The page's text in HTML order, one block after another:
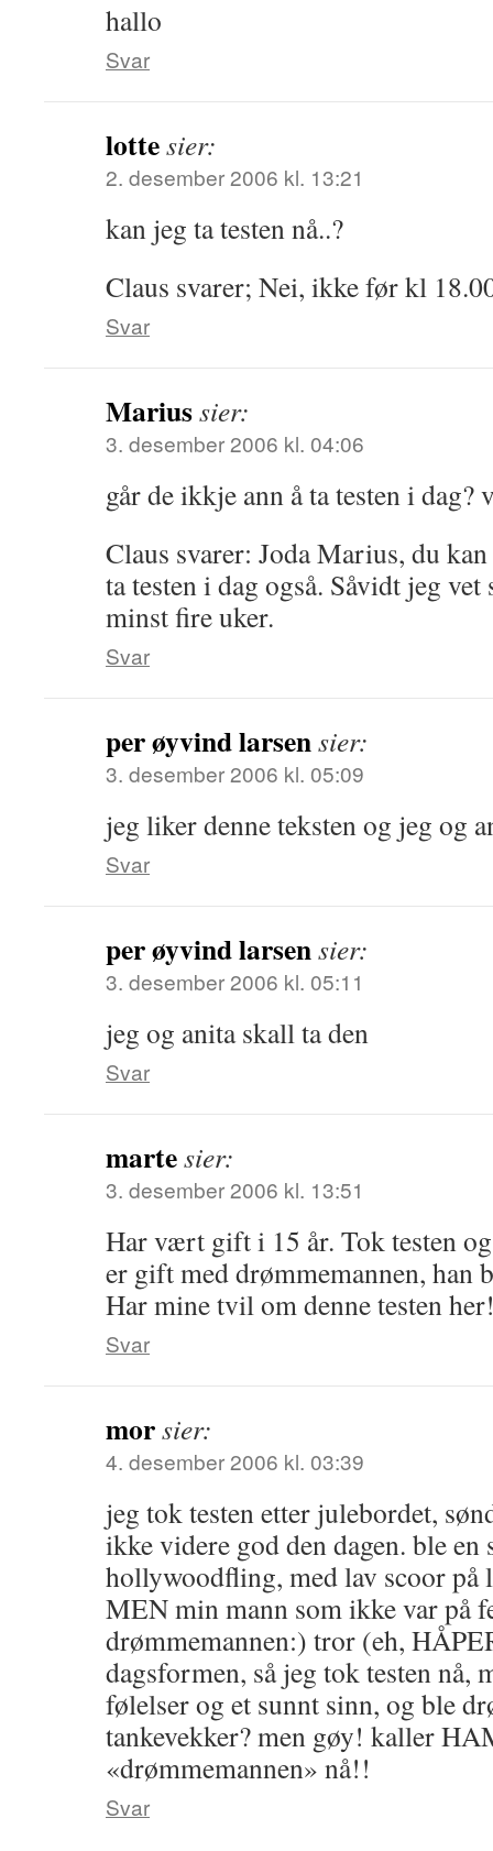
hallo
Svar
lottesier:
2. desember 2006 kl. 13:21
kan jeg ta testen nå..?
Claus svarer; Nei, ikke før kl
Svar
Mariussier:
3. desember 2006 kl. 04:06
går de ikkje ann å ta testen i dag?
Claus svarer: Joda Marius, du
ta testen i dag også. Såvidt jeg
minst fire uker.
Svar
per øyvind larsensier:
3. desember 2006 kl. 05:09
jeg liker denne teksten og jeg og
Svar
per øyvind larsensier:
3. desember 2006 kl. 05:11
jeg og anita skall ta den
Svar
martesier:
3. desember 2006 kl. 13:51
Har vært gift i 15 år. Tok testen
er gift med drømmemannen, han
Har mine tvil om denne testen
Svar
morsier:
4. desember 2006 kl. 03:39
jeg tok testen etter julebordet,
ikke videre god den dagen. ble en
hollywoodfling, med lav scoor på
MEN min mann som ikke var på
drømmemannen:) tror (eh,
dagsformen, så jeg tok testen nå,
følelser og et sunnt sinn, og ble
tankevekker? men gøy! kaller
«drømmemannen» nå!!
Svar